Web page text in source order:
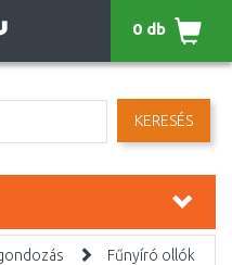
KERESÉS
0 db
Fűnyíró ollók